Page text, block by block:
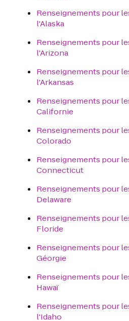
Renseignements pour
l'Alaska
Renseignements pour
l'Arizona
Renseignements pour
l'Arkansas
Renseignements pour
Californie
Renseignements pour
Colorado
Renseignements pour
Connecticut
Renseignements pour
Delaware
Renseignements pour
Floride
Renseignements pour
Géorgie
Renseignements pour
Hawaï
Renseignements pour
l'Idaho